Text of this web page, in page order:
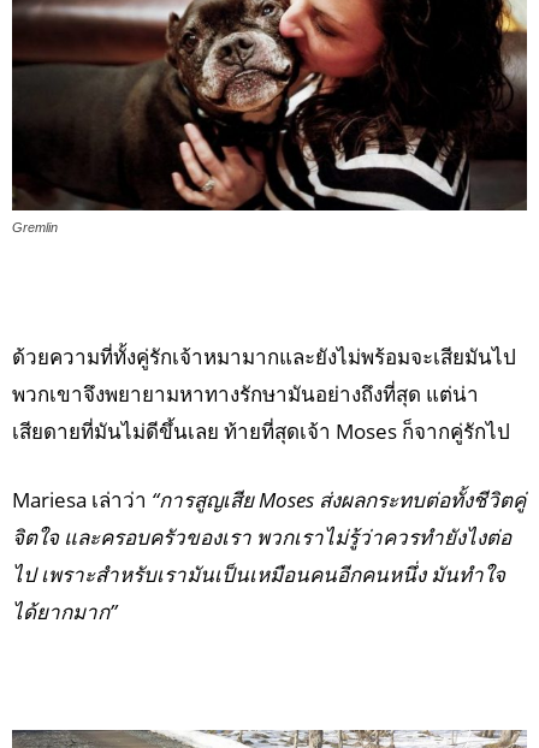
Gremlin
ด้วยความที่ทั้งคู่รักเจ้าหมามากและยังไม่พร้อมจะเสียมันไป
พวกเขาจึงพยายามหาทางรักษามันอย่างถึงที่สุด แต่น่า
เสียดายที่มันไม่ดีขึ้นเลย ท้ายที่สุดเจ้า Moses ก็จากคู่รักไป
Mariesa เล่าว่า “การสูญเสีย Moses ส่งผลกระทบต่อทั้งชีวิตคู่
จิตใจ และครอบครัวของเรา พวกเราไม่รู้ว่าควรทำยังไงต่อ
ไป เพราะสำหรับเรามันเป็นเหมือนคนอีกคนหนึ่ง มันทำใจ
ได้ยากมาก”